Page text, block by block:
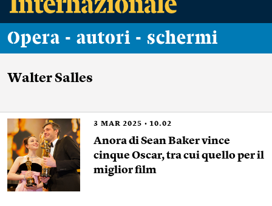
Opera - autori - schermi
Walter Salles
3 MAR 2025 10.02
Anora di Sean Baker vince
cinque Oscar, tra cui quello per il
miglior film